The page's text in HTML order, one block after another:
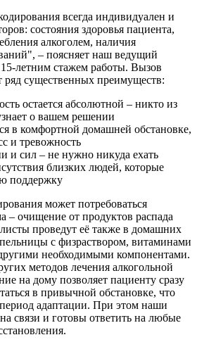
всегда индивидуален и
состояния здоровья пациента,
алкоголем, наличия
– поясняет наш ведущий
летним стажем работы. Вызов
ряд существенных преимуществ:
остается абсолютной – никто из
о вашем решении
в комфортной домашней обстановке,
и тревожность
и сил – не нужно никуда ехать
близких людей, которые
поддержку
может потребоваться
– очищение от продуктов распада
проведут её также в домашних
с физраствором, витаминами
необходимыми компонентами.
методов лечения алкогольной
на дому позволяет пациенту сразу
в привычной обстановке, что
период адаптации. При этом наши
связи и готовы ответить на любые